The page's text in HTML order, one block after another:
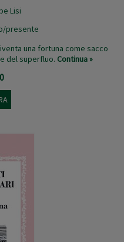
Lisi
presente
una fortuna come sacco
del superfluo. Continua »